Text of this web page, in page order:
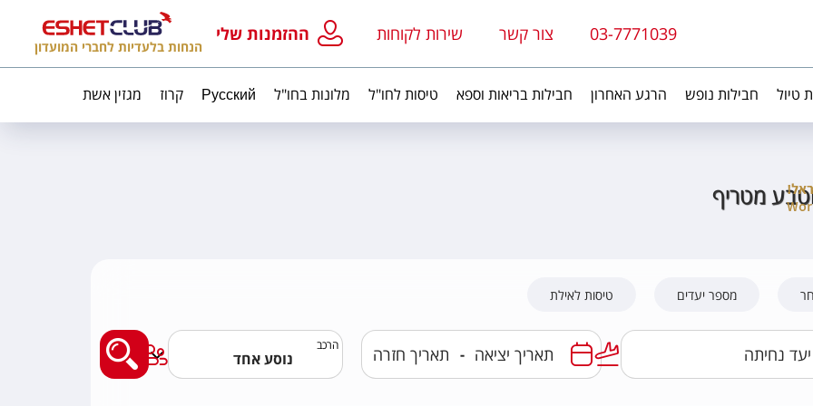
03-7771039 צור קשר שירות לקוחות ההזמנות שלי
הנחות בלעדיות לחברי המועדון
טיול חבילות נופש הרגע האחרון חבילות בריאות וספא טיסות לחו"ל מלונות בחו"ל Русский קרוז מגזין אשת
מטריף
מספר יעדים טיסות לאילת
- הרכב מצאו לי טיסה